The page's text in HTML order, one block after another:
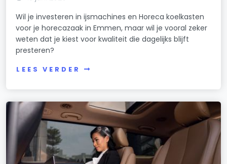
Wil je investeren in ijsmachines en Horeca koelkasten
voor je horecazaak in Emmen, maar wil je vooral zeker
weten dat je kiest voor kwaliteit die dagelijks blijft
presteren?
LEES VERDER